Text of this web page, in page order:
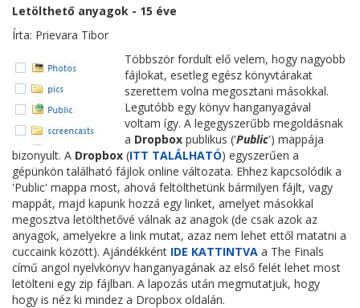
Letölthető anyagok - 15 éve
Írta: Prievara Tibor
Többször fordult elő velem, hogy nagyobb
fájlokat, esetleg egész könyvtárakat
szerettem volna megosztani másokkal.
Legutóbb egy könyv hanganyagával
voltam így. A legegyszerűbb megoldásnak
a Dropbox publikus ('Public') mappája
bizonyult. A Dropbox (ITT TALÁLHATÓ) egyszerűen a
gépünkön található fájlok online változata. Ehhez kapcsolódik a
'Public' mappa most, ahová feltölthetünk bármilyen fájlt, vagy
mappát, majd kapunk hozzá egy linket, amelyet másokkal
megosztva letölthetővé válnak az anagok (de csak azok az
anyagok, amelyekre a link mutat, azaz nem lehet ettől matatni a
cuccaink között). Ajándékként IDE KATTINTVA a The Finals
című angol nyelvkönyv hanganyagának az első felét lehet most
letölteni egy zip fájlban. A lapozás után megmutatjuk, hogy
hogy is néz ki mindez a Dropbox oldalán.